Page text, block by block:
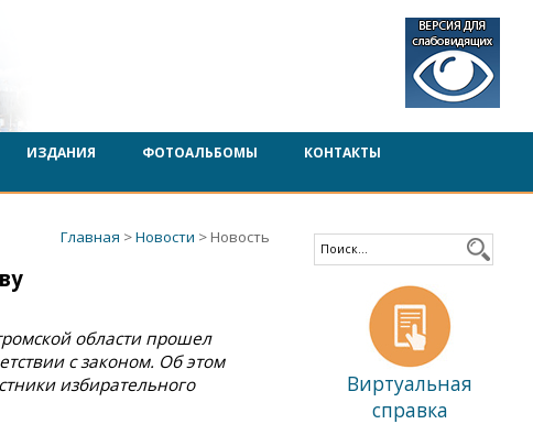
ИЗДАНИЯ ФОТОАЛЬБОМЫ КОНТАКТЫ
Главная >Новости > Новость
области прошел
с законом. Об этом
избирательного
Виртуальная
справка